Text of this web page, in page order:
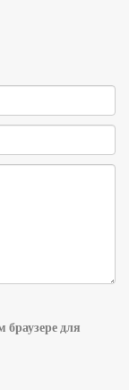
браузере для